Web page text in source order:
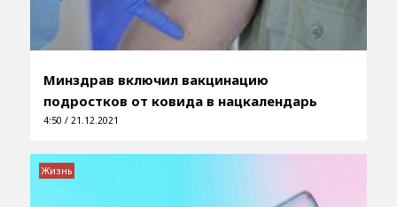
Минздрав включил вакцинацию
подростков от ковида в нацкалендарь
4:50 / 21.12.2021
Жизнь